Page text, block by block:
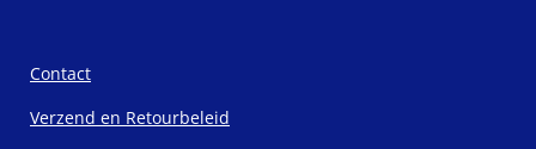
Contact
Verzend en Retourbeleid